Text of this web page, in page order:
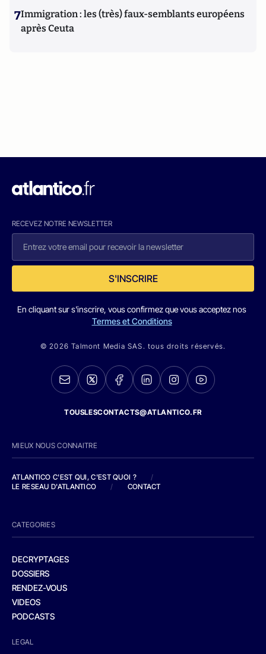
7Immigration : les (très) faux-semblants européens
après Ceuta
RECEVEZ NOTRE NEWSLETTER
S'INSCRIRE
En cliquant sur s'inscrire, vous confirmez que vous acceptez nos
Termes et Conditions
© 2026 Talmont Media SAS. tous droits réservés.
TOUSLESCONTACTS@ATLANTICO.FR
MIEUX NOUS CONNAITRE
ATLANTICO C'EST QUI, C'EST QUOI ?
/
LE RESEAU D'ATLANTICO
/ CONTACT
CATEGORIES
DECRYPTAGES
DOSSIERS
RENDEZ-VOUS
VIDEOS
PODCASTS
LEGAL